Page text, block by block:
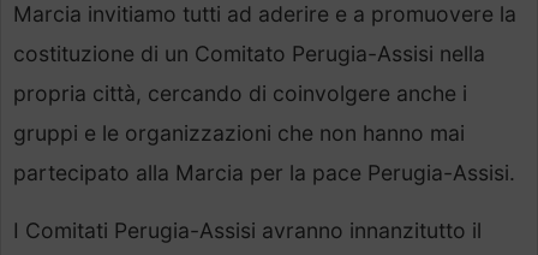
Marcia invitiamo tutti ad aderire e a promuovere la
costituzione di un Comitato Perugia-Assisi nella
propria città, cercando di coinvolgere anche i
gruppi e le organizzazioni che non hanno mai
partecipato alla Marcia per la pace Perugia-Assisi.
I Comitati Perugia-Assisi avranno innanzitutto il